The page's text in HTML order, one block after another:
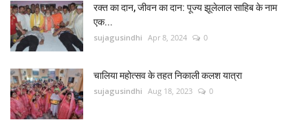
रक्त का दान, जीवन का दान: पूज्य झूलेलाल साहिब के नाम
एक...
sujagusindhi Apr 8, 2024 0
चालिया महोत्सव के तहत निकाली कलश यात्रा
sujagusindhi Aug 18, 2023 0